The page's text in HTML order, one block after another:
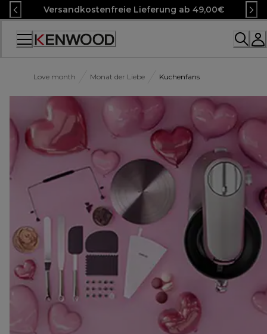
Skip
to
Content
Versandkostenfreie Lieferung ab 49,00€
Accessibility
Love month Monat der Liebe Kuchenfans